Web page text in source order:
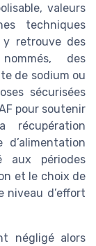
valeurs
techniques
y retrouve des
des
de sodium ou
sécurisées
pour soutenir
récupération
aux périodes
et le choix de
niveau d’effort
négligé alors